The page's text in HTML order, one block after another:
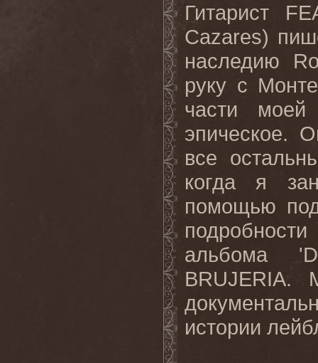
Гитарист
Cazares)
наследию
руку с
части
эпическое.
все
когда я
помощью
альбома
BRUJERIA.
истории